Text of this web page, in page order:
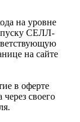
на уровне
СЕЛЛ-
на сайте
в оферте
своего